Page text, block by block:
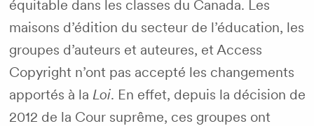
équitable dans les classes du Canada. Les
maisons d’édition du secteur de l’éducation, les
groupes d’auteurs et auteures, et Access
Copyright n’ont pas accepté les changements
apportés à la Loi. En effet, depuis la décision de
2012 de la Cour suprême, ces groupes ont